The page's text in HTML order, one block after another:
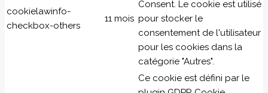
cookielawinfo-
checkbox-others
11 mois
Consent. Le cookie est utilisé
pour stocker le
consentement de l'utilisateur
pour les cookies dans la
catégorie "Autres".
Ce cookie est défini par le